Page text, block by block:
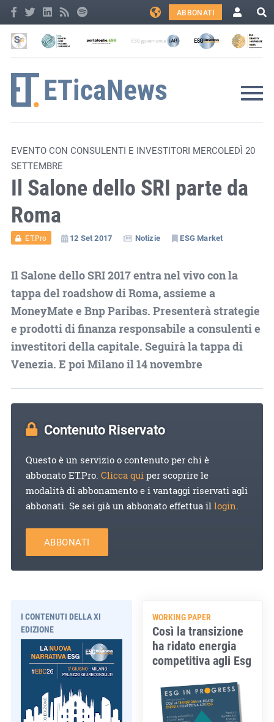
ABBONATI
EVENTO CON CONSULENTI E INVESTITORI MERCOLEDÌ 20
SETTEMBRE
Il Salone dello SRI parte da
Roma
ET.Pro 12 Set 2017 Notizie ESG Market
Il Salone dello SRI 2017 entra nel vivo con la
tappa del roadshow di Roma, assieme a
MoneyMate e Bnp Paribas. Presenterà strategie
e prodotti di finanza responsabile a consulenti e
investitori della capitale. Seguirà la tappa di
Venezia. E poi Milano il 14 novembre
Contenuto Riservato
Questo è un servizio o contenuto per chi è
abbonato ET.Pro. Clicca quiper scoprire le
modalità di abbonamento e i vantaggi riservati agli
abbonati. Se sei già un abbonato effettua illogin.
ABBONATI
I CONTENUTI DELLA XI
EDIZIONE
WORKING PAPER
Così la transizione
ha ridato energia
competitiva agli Esg